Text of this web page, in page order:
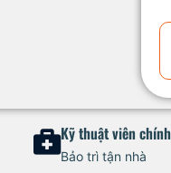
Kỹ thuật viên
Bảo trì tận nhà